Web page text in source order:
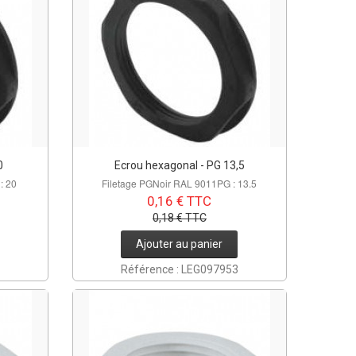
20
Ecrou hexagonal - PG 13,5
Filetage PGNoir RAL 9011PG : 13.5
0,16 € TTC
0,18 € TTC
Ajouter au panier
Référence : LEG097953